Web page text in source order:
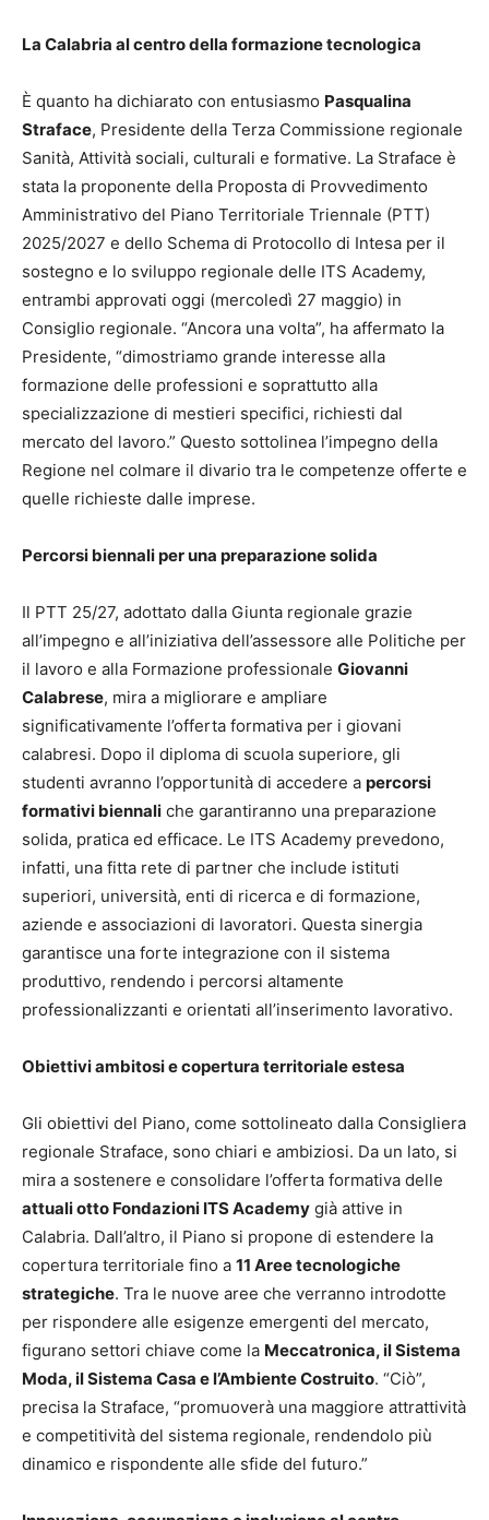
La Calabria al centro della formazione tecnologica
È quanto ha dichiarato con entusiasmo Pasqualina
Straface, Presidente della Terza Commissione regionale
Sanità, Attività sociali, culturali e formative. La Straface è
stata la proponente della Proposta di Provvedimento
Amministrativo del Piano Territoriale Triennale (PTT)
2025/2027 e dello Schema di Protocollo di Intesa per il
sostegno e lo sviluppo regionale delle ITS Academy,
entrambi approvati oggi (mercoledì 27 maggio) in
Consiglio regionale. “Ancora una volta”, ha affermato la
Presidente, “dimostriamo grande interesse alla
formazione delle professioni e soprattutto alla
specializzazione di mestieri specifici, richiesti dal
mercato del lavoro.” Questo sottolinea l’impegno della
Regione nel colmare il divario tra le competenze offerte e
quelle richieste dalle imprese.
Percorsi biennali per una preparazione solida
Il PTT 25/27, adottato dalla Giunta regionale grazie
all’impegno e all’iniziativa dell’assessore alle Politiche per
il lavoro e alla Formazione professionale Giovanni
Calabrese, mira a migliorare e ampliare
significativamente l’offerta formativa per i giovani
calabresi. Dopo il diploma di scuola superiore, gli
studenti avranno l’opportunità di accedere a percorsi
formativi biennali che garantiranno una preparazione
solida, pratica ed efficace. Le ITS Academy prevedono,
infatti, una fitta rete di partner che include istituti
superiori, università, enti di ricerca e di formazione,
aziende e associazioni di lavoratori. Questa sinergia
garantisce una forte integrazione con il sistema
produttivo, rendendo i percorsi altamente
professionalizzanti e orientati all’inserimento lavorativo.
Obiettivi ambitosi e copertura territoriale estesa
Gli obiettivi del Piano, come sottolineato dalla Consigliera
regionale Straface, sono chiari e ambiziosi. Da un lato, si
mira a sostenere e consolidare l’offerta formativa delle
attuali otto Fondazioni ITS Academy già attive in
Calabria. Dall’altro, il Piano si propone di estendere la
copertura territoriale fino a 11 Aree tecnologiche
strategiche. Tra le nuove aree che verranno introdotte
per rispondere alle esigenze emergenti del mercato,
figurano settori chiave come la Meccatronica, il Sistema
Moda, il Sistema Casa e l’Ambiente Costruito. “Ciò”,
precisa la Straface, “promuoverà una maggiore attrattività
e competitività del sistema regionale, rendendolo più
dinamico e rispondente alle sfide del futuro.”